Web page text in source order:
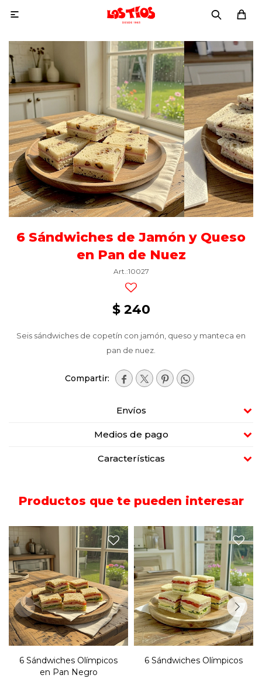

6 Sándwiches de Jamón y Queso
en Pan de Nuez
10027
$ 240
Seis sándwiches de copetín con jamón, queso y manteca en
pan de nuez.
   
Envíos
Medios de pago
Características
Productos que te pueden interesar
Seis sándwiches de copetín
olímpicos con jamón, queso,
lechuga, tomate, huevo
duro, manteca y mayonesa
en pan negro.
6 Sándwiches Olímpicos
en Pan Negro
Seis sándwiches de copetín
olímpicos con jamón, queso,
lechuga, tomate, huevo
duro, manteca y mayonesa
en pan blanco.
6 Sándwiches Olímpicos